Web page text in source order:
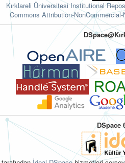
Kırklareli Üniversitesi Institutional
Commons Attribution-
DSpace